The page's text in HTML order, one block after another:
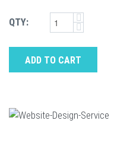
QTY:
ADD TO CART